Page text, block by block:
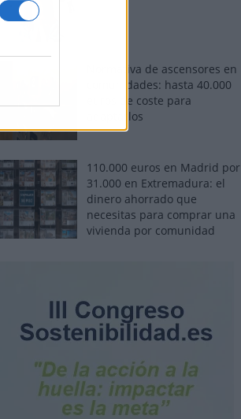
Normativa de ascensores en
comunidades: hasta 40.000
euros de coste para
adaptarlos
110.000 euros en Madrid por
31.000 en Extremadura: el
dinero ahorrado que
necesitas para comprar una
vivienda por comunidad